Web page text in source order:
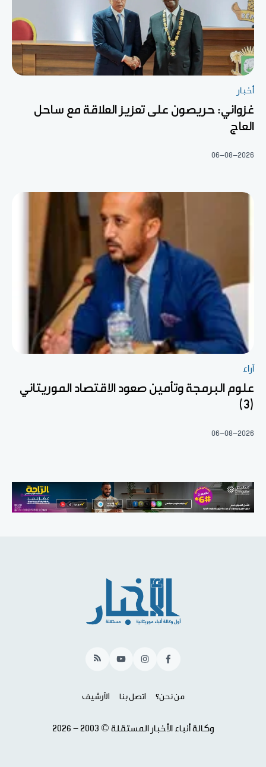
أخبار
غزواني: حريصون على تعزيز العلاقة مع ساحل
العاج
06-08-2026
آراء
علوم البرمجة وتأمين صعود الاقتصاد الموريتاني
(3)
06-08-2026
Facebook
Instagram
YouTube
RSS
من نحن؟ اتصل بنا الأرشيف
وكالة أنباء الأخبار المستقلة © 2003 - 2026